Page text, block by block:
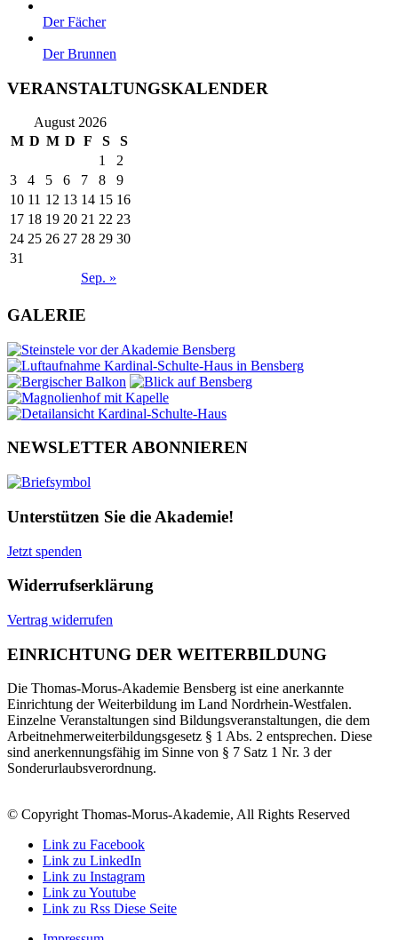
Der Fächer
Der Brunnen
VERANSTALTUNGSKALENDER
August 2026
M D M D F S S
Sep. »
1
2
3
4 5 6 7 8
9
10 11 12 13 14 15 16
17 18 19 20 21 22 23
24 25 26 27 28 29 30
31
GALERIE
NEWSLETTER ABONNIEREN
Unterstützen Sie die Akademie!
Jetzt spenden
Widerrufserklärung
Vertrag widerrufen
EINRICHTUNG DER WEITERBILDUNG
Die Thomas-Morus-Akademie Bensberg ist eine anerkannte
Einrichtung der Weiterbildung im Land Nordrhein-Westfalen.
Einzelne Veranstaltungen sind Bildungsveranstaltungen, die dem
Arbeitnehmerweiterbildungsgesetz § 1 Abs. 2 entsprechen. Diese
sind anerkennungsfähig im Sinne von § 7 Satz 1 Nr. 3 der
Sonderurlaubsverordnung.
© Copyright Thomas-Morus-Akademie, All Rights Reserved
Link zu Facebook
Link zu LinkedIn
Link zu Instagram
Link zu Youtube
Link zu Rss Diese Seite